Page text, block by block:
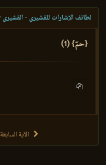
لطائف الإشارات للقشيري - القشيري
{حمٓ} (1)
الآية السابقة